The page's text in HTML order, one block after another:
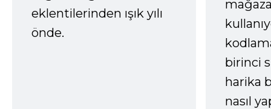
eklentilerinden ışık yılı
önde.
birinci
harika
nasıl